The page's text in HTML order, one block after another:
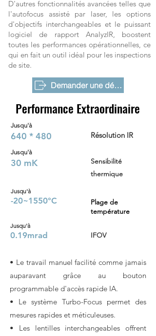
D'autres fonctionnalités avancées telles que
l'autofocus assisté par laser, les options
d'objectifs interchangeables et le puissant
logiciel de rapport AnalyzIR, boostent
toutes les performances opérationnelles, ce
qui en fait un outil idéal pour les inspections
de site.
Demander une démo
Performance Extraordinaire
Jusqu'à
640 * 480
Jusqu'à
30 mK
Résolution IR
Sensibilité
thermique
Jusqu'à
-20~1550°C
Plage de
température
Jusqu'à
0.19mrad IFOV
• Le travail manuel facilité comme jamais
auparavant grâce au bouton
programmable d'accès rapide IA.
• Le système Turbo-Focus permet des
mesures rapides et méticuleuses.
• Les lentilles interchangeables offrent